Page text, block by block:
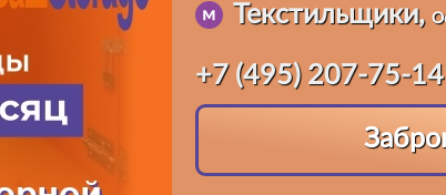
Текстильщики,
+7 (495) 207-75-14